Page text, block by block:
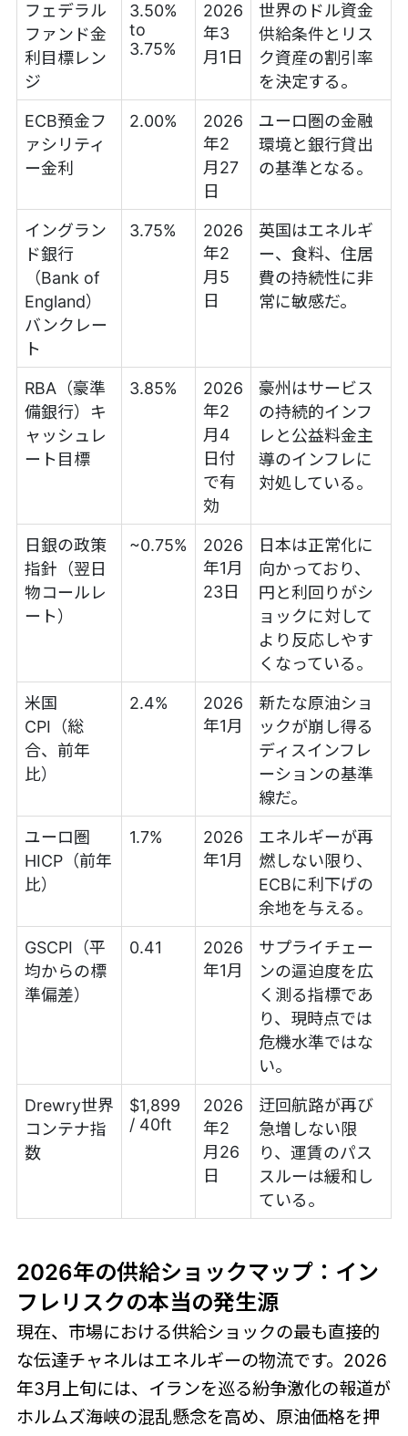
フェデラル
ファンド金
利目標レン
ジ
3.50%
to
3.75%
2026
年3
月1日
世界のドル資金
供給条件とリス
ク資産の割引率
を決定する。
ECB預金フ
ァシリティ
ー金利
2.00%
2026
年2
月27
日
ユーロ圏の金融
環境と銀行貸出
の基準となる。
イングラン
ド銀行
（Bank of
England）
バンクレー
ト
3.75%
2026
年2
月5
日
英国はエネルギ
ー、食料、住居
費の持続性に非
常に敏感だ。
RBA（豪準
備銀行）キ
ャッシュレ
ート目標
3.85%
2026
年2
月4
日付
で有
効
豪州はサービス
の持続的インフ
レと公益料金主
導のインフレに
対処している。
日銀の政策
指針（翌日
物コールレ
ート）
~0.75%
2026
年1月
23日
日本は正常化に
向かっており、
円と利回りがシ
ョックに対して
より反応しやす
くなっている。
米国
CPI（総
合、前年
比）
2.4%
2026
年1月
新たな原油ショ
ックが崩し得る
ディスインフレ
ーションの基準
線だ。
ユーロ圏
HICP（前年
比）
1.7%
2026
年1月
エネルギーが再
燃しない限り、
ECBに利下げの
余地を与える。
GSCPI（平
均からの標
準偏差）
0.41
2026
年1月
サプライチェー
ンの逼迫度を広
く測る指標であ
り、現時点では
危機水準ではな
い。
Drewry世界
コンテナ指
数
$1,899
/ 40ft
2026
年2
月26
日
迂回航路が再び
急増しない限
り、運賃のパス
スルーは緩和し
ている。
2026年の供給ショックマップ：イン
フレリスクの本当の発生源
現在、市場における供給ショックの最も直接的
な伝達チャネルはエネルギーの物流です。2026
年3月上旬には、イランを巡る紛争激化の報道が
ホルムズ海峡の混乱懸念を高め、原油価格を押